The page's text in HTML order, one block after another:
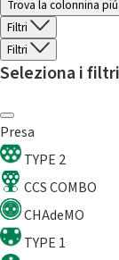
Trova la colonnina
Filtri
Filtri
Seleziona i filtri
Presa
TYPE 2
CCS COMBO
CHAdeMO
TYPE 1